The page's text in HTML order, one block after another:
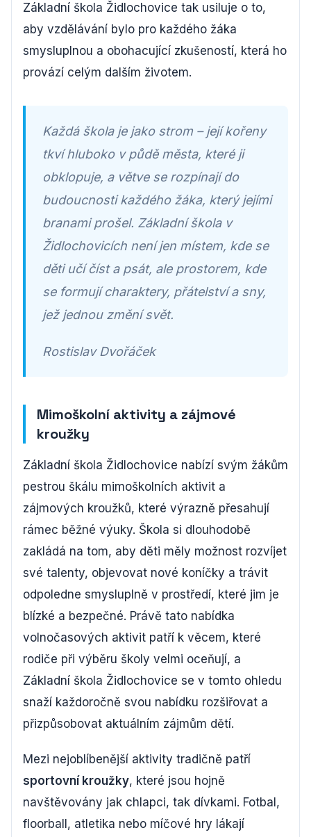
Základní škola Židlochovice tak usiluje o to,
aby vzdělávání bylo pro každého žáka
smysluplnou a obohacující zkušeností, která ho
provází celým dalším životem.
Každá škola je jako strom – její kořeny
tkví hluboko v půdě města, které ji
obklopuje, a větve se rozpínají do
budoucnosti každého žáka, který jejími
branami prošel. Základní škola v
Židlochovicích není jen místem, kde se
děti učí číst a psát, ale prostorem, kde
se formují charaktery, přátelství a sny,
jež jednou změní svět.
Rostislav Dvořáček
Mimoškolní aktivity a zájmové
kroužky
Základní škola Židlochovice nabízí svým žákům
pestrou škálu mimoškolních aktivit a
zájmových kroužků, které výrazně přesahují
rámec běžné výuky. Škola si dlouhodobě
zakládá na tom, aby děti měly možnost rozvíjet
své talenty, objevovat nové koníčky a trávit
odpoledne smysluplně v prostředí, které jim je
blízké a bezpečné. Právě tato nabídka
volnočasových aktivit patří k věcem, které
rodiče při výběru školy velmi oceňují, a
Základní škola Židlochovice se v tomto ohledu
snaží každoročně svou nabídku rozšiřovat a
přizpůsobovat aktuálním zájmům dětí.
Mezi nejoblíbenější aktivity tradičně patří
sportovní kroužky, které jsou hojně
navštěvovány jak chlapci, tak dívkami. Fotbal,
floorball, atletika nebo míčové hry lákají